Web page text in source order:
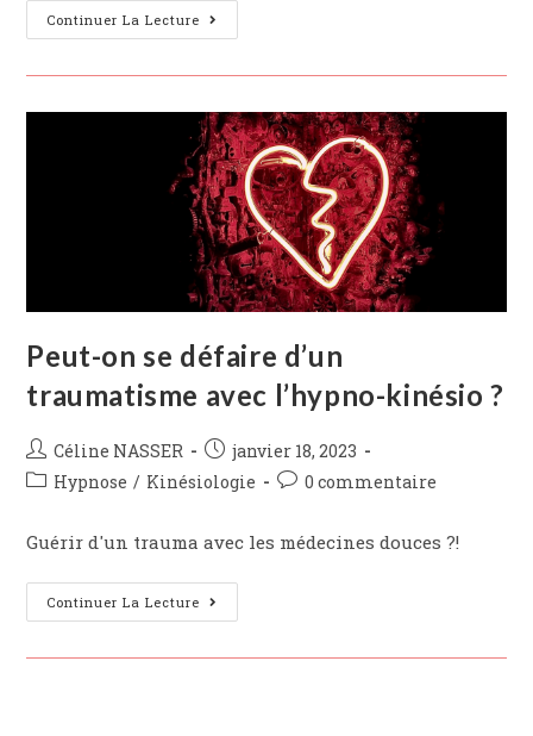
Continuer La Lecture La
Relation
Thérapeute
Kinésio
Peut-on se défaire d’un
traumatisme avec l’hypno-kinésio ?
Post
author:
Céline NASSER
Post
published:
janvier 18, 2023
PostHypnose / Kinésiologie
Post0 commentaire
Guérir d'un trauma avec les médecines douces ?!
Continuer La Lecture Peut-
On
Défaire